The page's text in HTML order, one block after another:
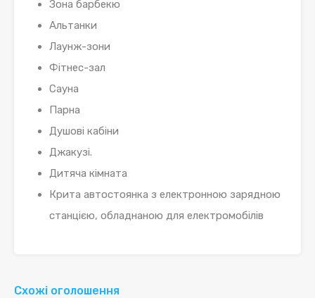
Зона барбекю
Альтанки
Лаунж-зони
Фітнес-зал
Сауна
Парна
Душові кабіни
Джакузі.
Дитяча кімната
Крита автостоянка з електронною зарядною
станцією, обладнаною для електромобілів
Схожі оголошення